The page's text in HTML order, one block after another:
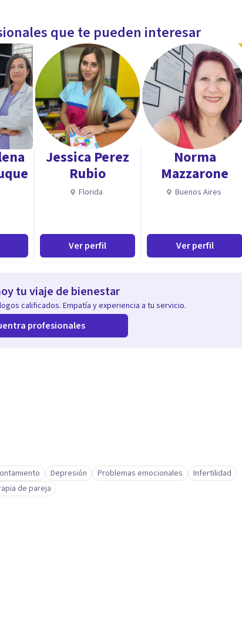
Emociones
y ambiente cómodo de total confidencialidad en el cual
le esté representando dificultad o afectación emocional.
y reforzar aquellas con las que cuenta.
que te pueden interesar
Jessica Perez
Rubio
Florida
Ver perfil
Norma
Mazzarone
Buenos Aires
Ver perfil
tu viaje de bienestar
calificados. Empatía y experiencia a tu servicio.
profesionales
Depresión Problemas emocionales
Infertilidad
de pareja